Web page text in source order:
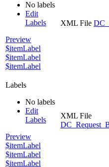
No labels
Edit
Labels
Preview
$itemLabel
$itemLabel
$itemLabel
XML File
Labels
No labels
Edit
Labels
Preview
$itemLabel
$itemLabel
$itemLabel
XML File